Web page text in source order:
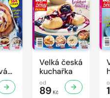
II
Velká česká
kuchařka
od
89 Kč